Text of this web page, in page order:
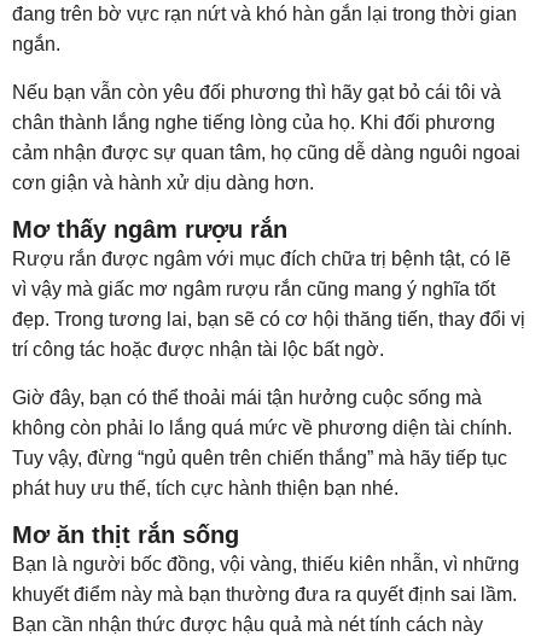
đang trên bờ vực rạn nứt và khó hàn gắn lại trong thời gian
ngắn.
Nếu bạn vẫn còn yêu đối phương thì hãy gạt bỏ cái tôi và
chân thành lắng nghe tiếng lòng của họ. Khi đối phương
cảm nhận được sự quan tâm, họ cũng dễ dàng nguôi ngoai
cơn giận và hành xử dịu dàng hơn.
Mơ thấy ngâm rượu rắn
Rượu rắn được ngâm với mục đích chữa trị bệnh tật, có lẽ
vì vậy mà giấc mơ ngâm rượu rắn cũng mang ý nghĩa tốt
đẹp. Trong tương lai, bạn sẽ có cơ hội thăng tiến, thay đổi vị
trí công tác hoặc được nhận tài lộc bất ngờ.
Giờ đây, bạn có thể thoải mái tận hưởng cuộc sống mà
không còn phải lo lắng quá mức về phương diện tài chính.
Tuy vậy, đừng “ngủ quên trên chiến thắng” mà hãy tiếp tục
phát huy ưu thế, tích cực hành thiện bạn nhé.
Mơ ăn thịt rắn sống
Bạn là người bốc đồng, vội vàng, thiếu kiên nhẫn, vì những
khuyết điểm này mà bạn thường đưa ra quyết định sai lầm.
Bạn cần nhận thức được hậu quả mà nét tính cách này